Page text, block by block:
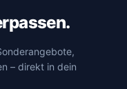
– direkt in dein